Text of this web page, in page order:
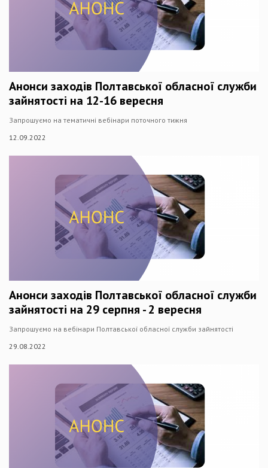
Анонси заходів Полтавської обласної служби
зайнятості на 12-16 вересня
Запрошуємо на тематичні вебінари поточного тижня
12.09.2022
Анонси заходів Полтавської обласної служби
зайнятості на 29 серпня - 2 вересня
Запрошуємо на вебінари Полтавської обласної служби зайнятості
29.08.2022